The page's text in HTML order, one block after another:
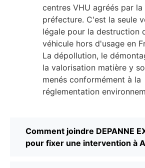
centres VHU agréés par la
préfecture. C'est la seule
légale pour la destruction
véhicule hors d'usage en
La dépollution, le
la valorisation matière y
menés conformément à la
réglementation
Comment joindre DEPANNE
pour fixer une intervention à